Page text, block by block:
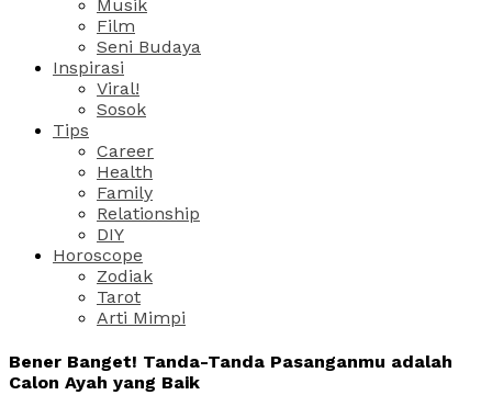
Musik
Film
Seni Budaya
Inspirasi
Viral!
Sosok
Tips
Career
Health
Family
Relationship
DIY
Horoscope
Zodiak
Tarot
Arti Mimpi
Bener Banget! Tanda-Tanda Pasanganmu adalah
Calon Ayah yang Baik